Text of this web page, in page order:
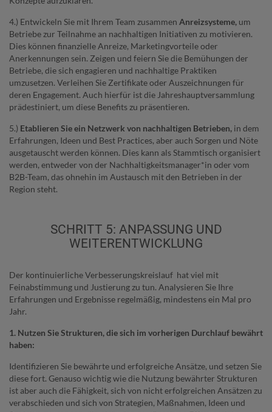
4.) Entwickeln Sie mit Ihrem Team zusammen Anreizsysteme, um
Betriebe zur Teilnahme an nachhaltigen Initiativen zu motivieren.
Dies können finanzielle Anreize, Marketingvorteile oder
Anerkennungen sein. Zeigen und feiern Sie die Bemühungen der
Betriebe, die sich engagieren und nachhaltige Praktiken
umzusetzen. Verleihen Sie Zertifikate oder Auszeichnungen für
deren Engagement. Auch hierfür ist die Jahreshauptversammlung
prädestiniert, um diese Benefits zu präsentieren.
5.) Etablieren Sie ein Netzwerk von nachhaltigen Betrieben, in dem
Erfahrungen, Ideen und Best Practices, aber auch Sorgen und Nöte
ausgetauscht werden können. Dies kann als Stammtisch organisiert
werden, entweder von der Nachhaltigkeitsmanager*in oder vom
B2B-Team, das ohnehin im Austausch mit den Betrieben in der
Region steht.
SCHRITT 5: ANPASSUNG UND
WEITERENTWICKLUNG
Der kontinuierliche Verbesserungskreislauf hat viel mit
Feinabstimmung und Justierung zu tun. Analysieren Sie Ihre
Erfahrungen und ­Ergebnisse regelmäßig, mindestens ein Mal pro
Jahr.
1. Nutzen Sie Strukturen, die sich im vorherigen Durchlauf bewährt
haben:
Identifizieren Sie bewährte und erfolgreiche Ansätze, und setzen Sie
diese fort. Genauso wichtig wie die Nutzung bewährter Strukturen
ist aber auch die Fähigkeit, sich von nicht erfolgreichen Ansätzen zu
verabschieden und sich von Strategien, Maßnahmen, Ideen und